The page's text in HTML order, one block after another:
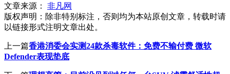
文章来源：
非凡网
版权声明： 除非特别标注，否则均为本站原创文章，转载时请
以链接形式注明文章出处。
上一篇香港消委会实测24款杀毒软件：免费不输付费 微软
Defender表现垫底